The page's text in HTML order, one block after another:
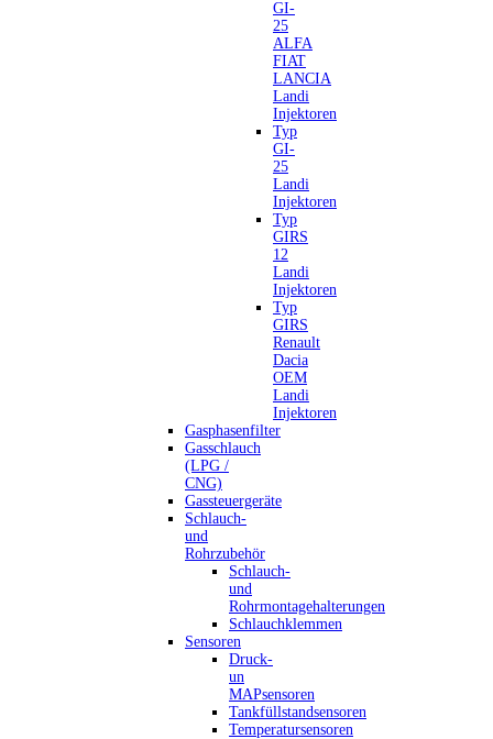
GI-
25
ALFA
FIAT
LANCIA
Landi
Injektoren
Typ
GI-
25
Landi
Injektoren
Typ
GIRS
12
Landi
Injektoren
Typ
GIRS
Renault
Dacia
OEM
Landi
Injektoren
Gasphasenfilter
Gasschlauch
(LPG /
CNG)
Gassteuergeräte
Schlauch-
und
Rohrzubehör
Schlauch-
und
Rohrmontagehalterungen
Schlauchklemmen
Sensoren
Druck-
un
MAPsensoren
Tankfüllstandsensoren
Temperatursensoren